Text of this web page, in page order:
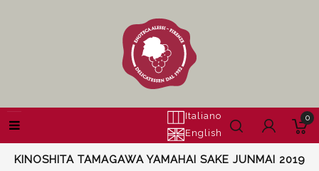
Italiano
English
0
KINOSHITA TAMAGAWA YAMAHAI SAKE JUNMAI 2019